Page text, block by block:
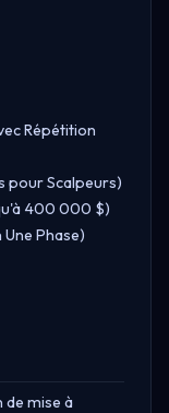
Répétition
pour Scalpeurs)
400 000 $)
Phase)
de mise à